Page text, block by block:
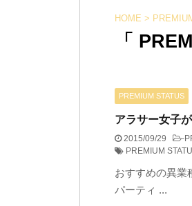
HOME >
「
PREMIUM STATUS
アラサー女子
2015/09/29 -
PREMIUM
おすすめの異業
パーティ ...